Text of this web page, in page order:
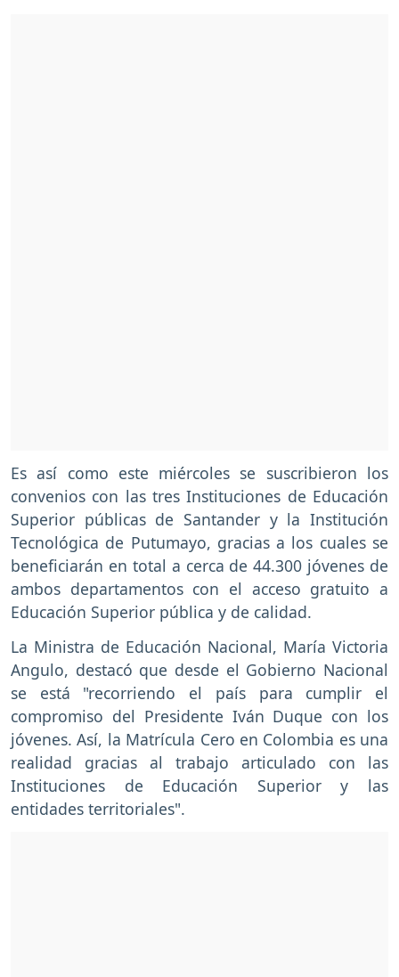
Es así como este miércoles se suscribieron los
convenios con las tres Instituciones de Educación
Superior públicas de Santander y la Institución
Tecnológica de Putumayo, gracias a los cuales se
beneficiarán en total a cerca de 44.300 jóvenes de
ambos departamentos con el acceso gratuito a
Educación Superior pública y de calidad.
La Ministra de Educación Nacional, María Victoria
Angulo, destacó que desde el Gobierno Nacional
se está "recorriendo el país para cumplir el
compromiso del Presidente Iván Duque con los
jóvenes. Así, la Matrícula Cero en Colombia es una
realidad gracias al trabajo articulado con las
Instituciones de Educación Superior y las
entidades territoriales".